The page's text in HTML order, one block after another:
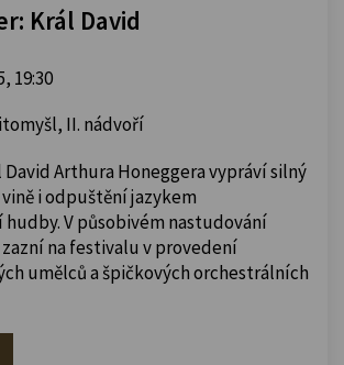
Král David
19:30
II. nádvoří
Arthura Honeggera vypráví silný
i odpuštění jazykem
V působivém nastudování
zazní na festivalu v provedení
umělců a špičkových orchestrálních